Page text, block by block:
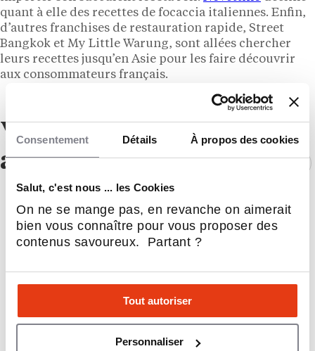
Consentement Détails À propos des cookies
Salut, c'est nous ... les Cookies
On ne se mange pas, en revanche on aimerait
bien vous connaître pour vous proposer des
contenus savoureux. Partant ?
Tout autoriser
Personnaliser
quant à elle des recettes de focaccia italiennes. Enfin,
d’autres franchises de restauration rapide, Street
Bangkok et My Little Warung, sont allées chercher
leurs recettes jusqu’en Asie pour les faire découvrir
aux consommateurs français.
Vous aimerez
aussi !